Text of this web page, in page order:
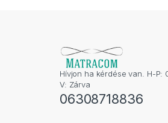
Hívjon ha kérdése van. H-P:
V: Zárva
06308718836